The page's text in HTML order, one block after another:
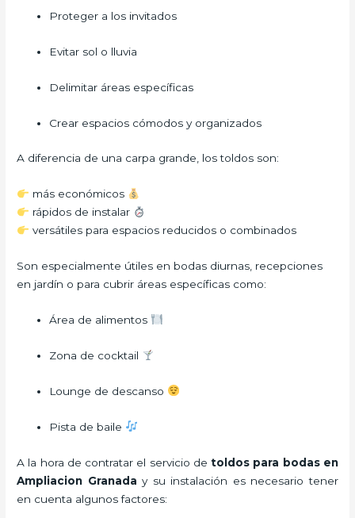
Proteger a los invitados
Evitar sol o lluvia
Delimitar áreas específicas
Crear espacios cómodos y organizados
A diferencia de una carpa grande, los toldos son:
más económicos
rápidos de instalar
versátiles para espacios reducidos o combinados
Son especialmente útiles en bodas diurnas, recepciones
en jardín o para cubrir áreas específicas como:
Área de alimentos
Zona de cocktail
Lounge de descanso
Pista de baile
A la hora de contratar el servicio de toldos para bodas en
Ampliacion Granada y su instalación es necesario tener
en cuenta algunos factores: